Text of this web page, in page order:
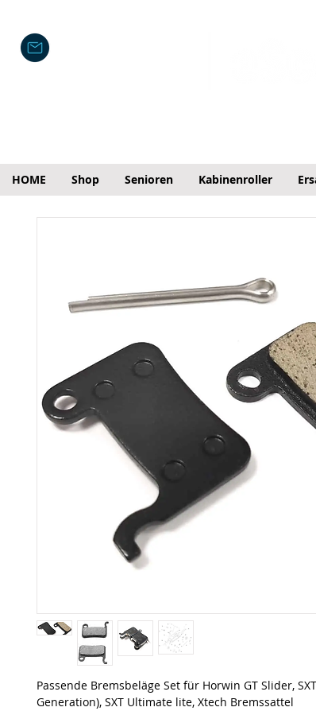
HOME Shop Senioren Kabinenroller
Passende Bremsbeläge Set für Horwin GT Slider,
Generation), SXT Ultimate lite, Xtech Bremssattel